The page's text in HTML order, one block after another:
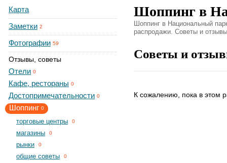
Карта
Заметки 2
Фотографии 59
Отзывы, советы
Отели 0
Кафе, рестораны 0
Достопримечательности 0
Шоппинг 0
торговые центры 0
магазины 0
рынки 0
общие советы 0
Шоппинг в
Шоппинг в Национальный
распродажи. Советы и
Советы и
К сожалению, пока в этом